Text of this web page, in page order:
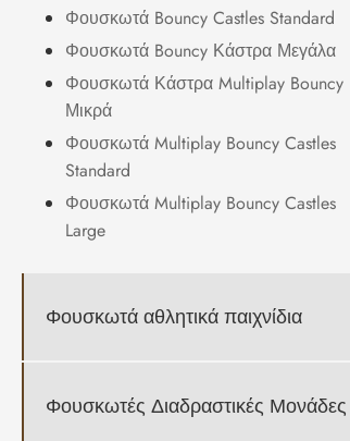
Φουσκωτά Bouncy Castles Standard
Φουσκωτά Bouncy Κάστρα Μεγάλα
Φουσκωτά Κάστρα Multiplay Bouncy
Μικρά
Φουσκωτά Multiplay Bouncy Castles
Standard
Φουσκωτά Multiplay Bouncy Castles
Large
Φουσκωτά αθλητικά παιχνίδια
Φουσκωτές Διαδραστικές Μονάδες